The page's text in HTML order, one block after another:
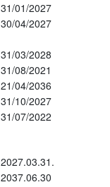
31/01/2027
30/04/2027
31/03/2028
31/08/2021
21/04/2036
31/10/2027
31/07/2022
2027.03.31.
2037.06.30